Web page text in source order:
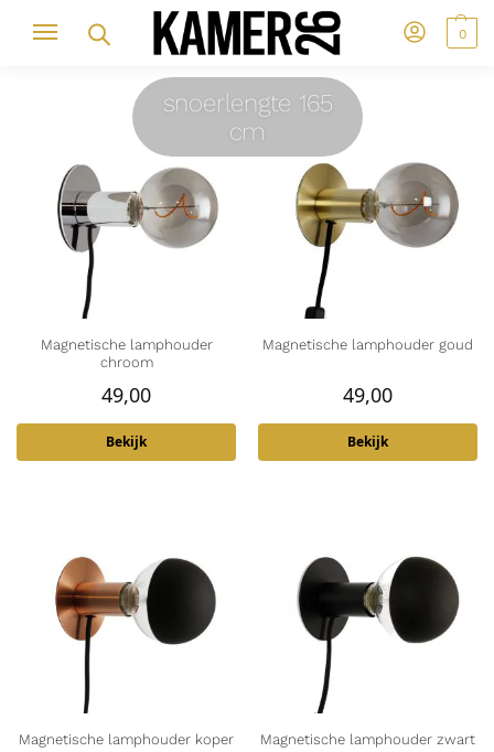
0
snoerlengte 165
cm
Magnetische lamphouder
chroom
49,00
Bekijk
Magnetische lamphouder goud
49,00
Bekijk
Magnetische lamphouder koper Magnetische lamphouder zwart